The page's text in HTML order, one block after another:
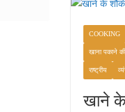
COOKING
खाना पकाने
राष्ट्रीय
खाने